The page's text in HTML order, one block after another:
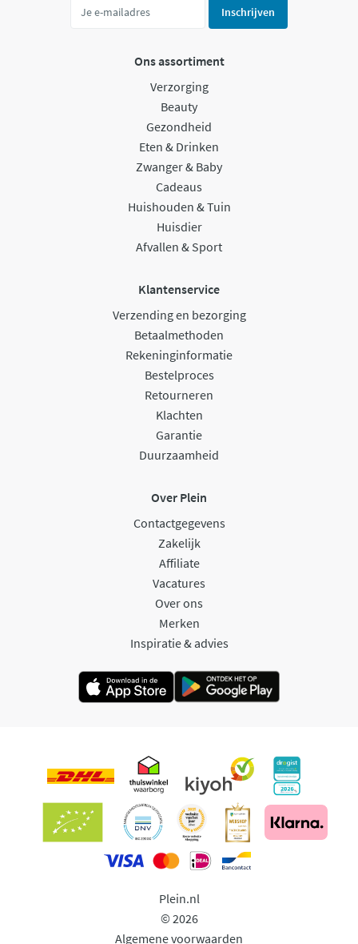
Inschrijven
Ons assortiment
Verzorging
Beauty
Gezondheid
Eten & Drinken
Zwanger & Baby
Cadeaus
Huishouden & Tuin
Huisdier
Afvallen & Sport
Klantenservice
Verzending en bezorging
Betaalmethoden
Rekeninginformatie
Bestelproces
Retourneren
Klachten
Garantie
Duurzaamheid
Over Plein
Contactgegevens
Zakelijk
Affiliate
Vacatures
Over ons
Merken
Inspiratie & advies
Plein.nl
© 2026
Algemene voorwaarden